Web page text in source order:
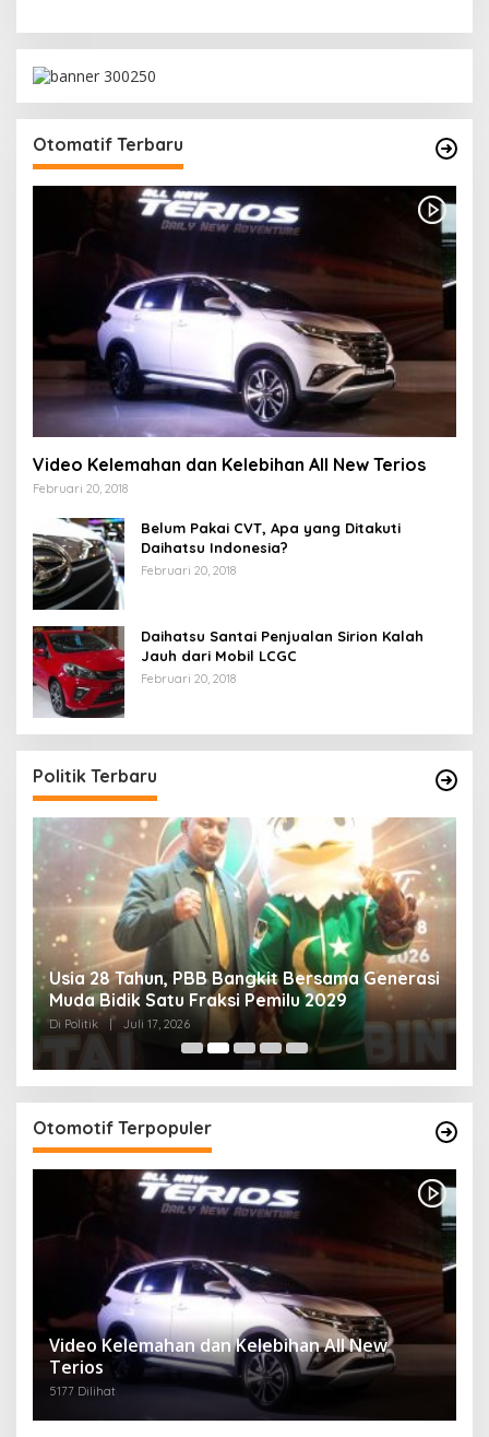
Otomatif Terbaru
Video Kelemahan dan Kelebihan All New Terios
Februari 20, 2018
Belum Pakai CVT, Apa yang Ditakuti
Daihatsu Indonesia?
Februari 20, 2018
Daihatsu Santai Penjualan Sirion Kalah
Jauh dari Mobil LCGC
Februari 20, 2018
Politik Terbaru
Usia 28 Tahun, PBB Bangkit Bersama Generasi
Muda Bidik Satu Fraksi Pemilu 2029
Di Politik | Juli 17, 2026
Otomotif Terpopuler
Video Kelemahan dan Kelebihan All New
Terios
5177 Dilihat